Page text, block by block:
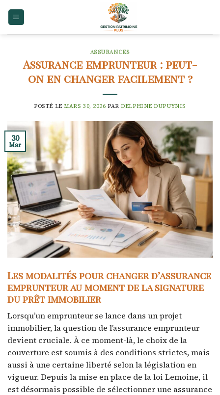
ASSURANCES
Assurance emprunteur : peut-
on en changer facilement ?
POSTÉ LEMARS 30, 2026 PARDELPHINE DUPUYNIS
30
Mar
Les modalités pour changer d’assurance
emprunteur au moment de la signature
du prêt immobilier
Lorsqu’un emprunteur se lance dans un projet
immobilier, la question de l’assurance emprunteur
devient cruciale. À ce moment-là, le choix de la
couverture est soumis à des conditions strictes, mais
aussi à une certaine liberté selon la législation en
vigueur. Depuis la mise en place de la loi Lemoine, il
est désormais possible de sélectionner une assurance